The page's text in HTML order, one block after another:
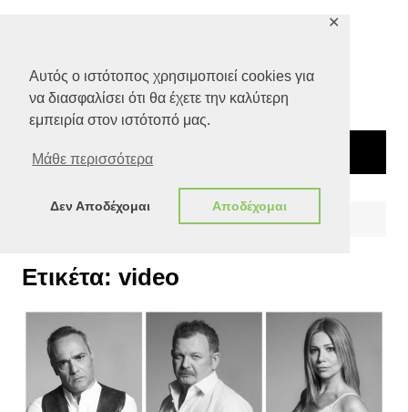
Αυτός ο ιστότοπος χρησιμοποιεί cookies για
να διασφαλίσει ότι θα έχετε την καλύτερη
εμπειρία στον ιστότοπό μας.
Μάθε περισσότερα
Δεν Αποδέχομαι Αποδέχομαι
✕
Ετικέτα: video